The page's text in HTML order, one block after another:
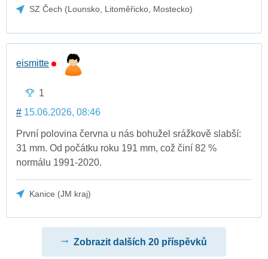
SZ Čech (Lounsko, Litoměřicko, Mostecko)
eismitte
1
# 15.06.2026, 08:46
První polovina června u nás bohužel srážkově slabší:
31 mm. Od počátku roku 191 mm, což činí 82 %
normálu 1991-2020.
Kanice (JM kraj)
Zobrazit dalších 20 příspěvků